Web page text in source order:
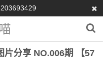
片分享 NO.006期 【57